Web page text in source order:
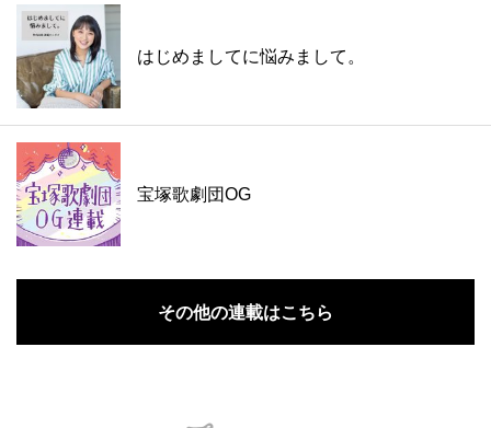
はじめましてに悩みまして。
宝塚歌劇団OG
その他の連載はこちら